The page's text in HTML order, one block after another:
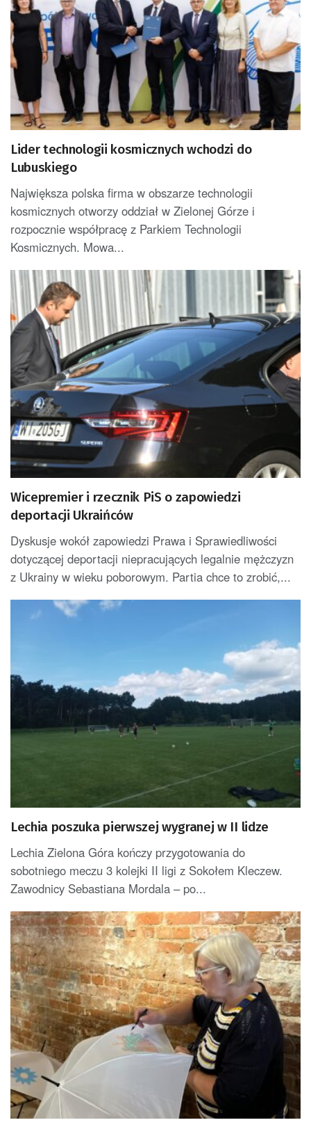
Lider technologii kosmicznych wchodzi do
Lubuskiego
Największa polska firma w obszarze technologii
kosmicznych otworzy oddział w Zielonej Górze i
rozpocznie współpracę z Parkiem Technologii
Kosmicznych. Mowa...
Wicepremier i rzecznik PiS o zapowiedzi
deportacji Ukraińców
Dyskusje wokół zapowiedzi Prawa i Sprawiedliwości
dotyczącej deportacji niepracujących legalnie mężczyzn
z Ukrainy w wieku poborowym. Partia chce to zrobić,...
Lechia poszuka pierwszej wygranej w II lidze
Lechia Zielona Góra kończy przygotowania do
sobotniego meczu 3 kolejki II ligi z Sokołem Kleczew.
Zawodnicy Sebastiana Mordala – po...